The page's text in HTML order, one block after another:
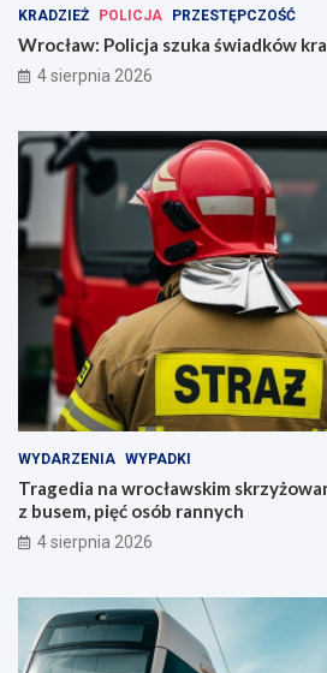
KRADZIEŻ POLICJA PRZESTĘPCZOŚĆ
Wrocław: Policja szuka świadków
4 sierpnia 2026
WYDARZENIA WYPADKI
Tragedia na wrocławskim
z busem, pięć osób rannych
4 sierpnia 2026